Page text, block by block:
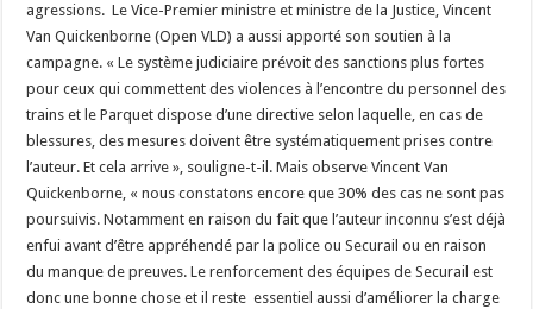
agressions. Le Vice-Premier ministre et ministre de la Justice, Vincent
Van Quickenborne (Open VLD) a aussi apporté son soutien à la
campagne. « Le système judiciaire prévoit des sanctions plus fortes
pour ceux qui commettent des violences à l’encontre du personnel des
trains et le Parquet dispose d’une directive selon laquelle, en cas de
blessures, des mesures doivent être systématiquement prises contre
l’auteur. Et cela arrive », souligne-t-il. Mais observe Vincent Van
Quickenborne, « nous constatons encore que 30% des cas ne sont pas
poursuivis. Notamment en raison du fait que l’auteur inconnu s’est déjà
enfui avant d’être appréhendé par la police ou Securail ou en raison
du manque de preuves. Le renforcement des équipes de Securail est
donc une bonne chose et il reste ​ essentiel aussi d’améliorer la charge